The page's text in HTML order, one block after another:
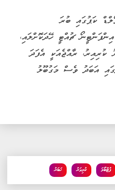
ކަޕުގައި ބުރަ
ޗުއްޓީ ހޭދަކޮށްލައި،
ކުރިއިރު، ރާއްޖެއަކީ އެފަދަ
އަބަދު ވެސް މަގުބޫލު
ޚަބަރު ކުޅިވަރު ފުޓްބޯޅަ